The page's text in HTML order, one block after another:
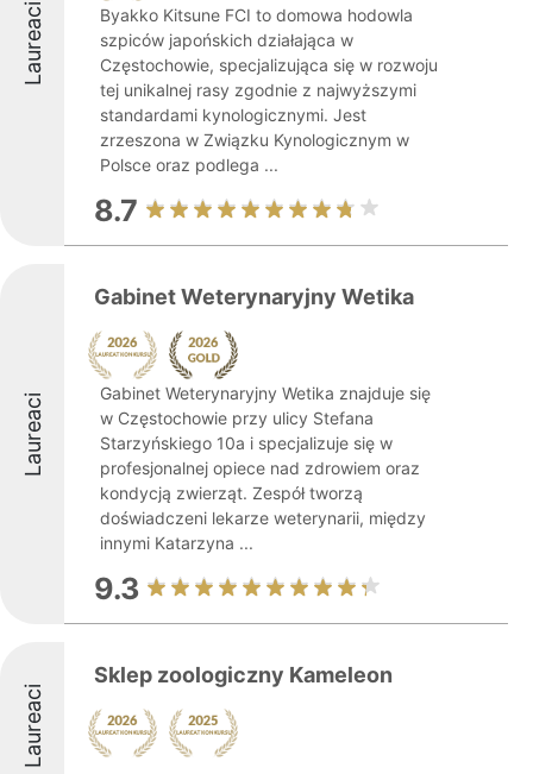
Laureaci
Byakko Kitsune FCI to domowa hodowla
szpiców japońskich działająca w
Częstochowie, specjalizująca się w rozwoju
tej unikalnej rasy zgodnie z najwyższymi
standardami kynologicznymi. Jest
zrzeszona w Związku Kynologicznym w
Polsce oraz podlega ...
8.7
Laureaci
Gabinet Weterynaryjny Wetika
Gabinet Weterynaryjny Wetika znajduje się
w Częstochowie przy ulicy Stefana
Starzyńskiego 10a i specjalizuje się w
profesjonalnej opiece nad zdrowiem oraz
kondycją zwierząt. Zespół tworzą
doświadczeni lekarze weterynarii, między
innymi Katarzyna ...
9.3
Laureaci
Sklep zoologiczny Kameleon